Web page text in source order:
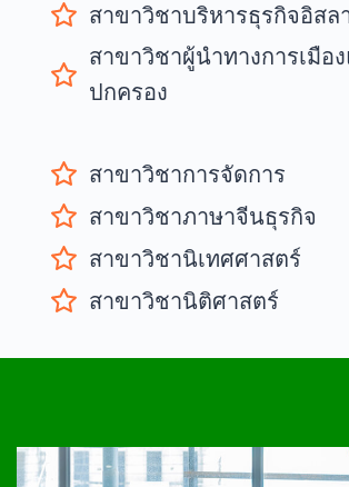
สาขาวิชาบริหารธุรกิจอิสล
สาขาวิชาผู้นำทางการเมือ
ปกครอง
สาขาวิชาการจัดการ
สาขาวิชาภาษาจีนธุรกิจ
สาขาวิชานิเทศศาสตร์
สาขาวิชานิติศาสตร์